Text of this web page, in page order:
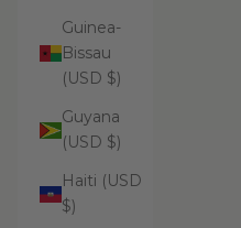
Guinea-
Bissau
(USD $)
Guyana
(USD $)
Haiti (USD
$)